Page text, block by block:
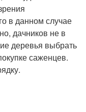
в данном случае
дачников не в
деревья выбрать
саженцев.